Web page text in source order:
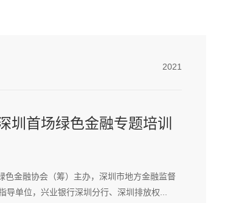
2021
首场绿色金融专题培训
金融协会（筹）主办，深圳市地方金融监督
单位，兴业银行深圳分行、深圳排放权...